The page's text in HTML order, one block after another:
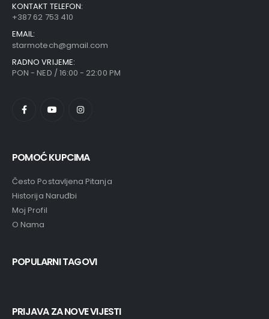
KONTAKT TELEFON:
+387 62 753 410
EMAIL:
starmotech@gmail.com
RADNO VRIJEME:
PON - NED / 16:00 - 22:00 PM
POMOĆ KUPCIMA
Često Postavljena Pitanja
Historija Naruđbi
Moj Profil
O Nama
POPULARNI TAGOVI
PRIJAVA ZA NOVE VIJESTI